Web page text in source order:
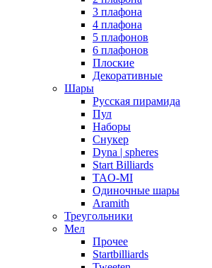
3 плафона
4 плафона
5 плафонов
6 плафонов
Плоские
Декоративные
Шары
Русская пирамида
Пул
Наборы
Снукер
Dyna | spheres
Start Billiards
TAO-MI
Одиночные шары
Aramith
Треугольники
Мел
Прочее
Startbilliards